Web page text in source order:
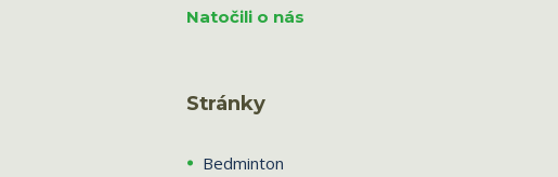
Natočili o nás
Stránky
Bedminton